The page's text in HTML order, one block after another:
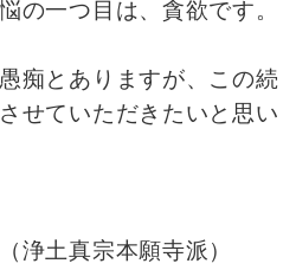
の一つ目は、貪欲です。
痴とありますが、この続
せていただきたいと思い
土真宗本願寺派）